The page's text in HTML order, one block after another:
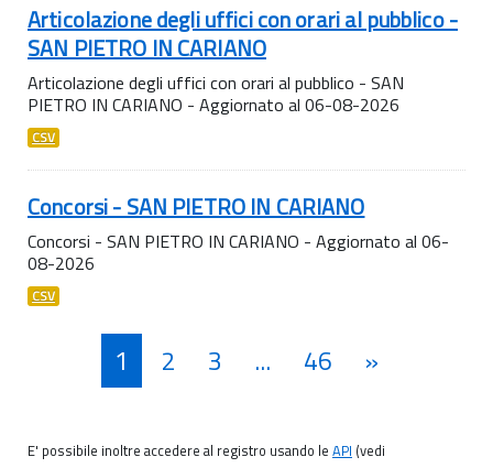
Articolazione degli uffici con orari al pubblico -
SAN PIETRO IN CARIANO
Articolazione degli uffici con orari al pubblico - SAN
PIETRO IN CARIANO - Aggiornato al 06-08-2026
CSV
Concorsi - SAN PIETRO IN CARIANO
Concorsi - SAN PIETRO IN CARIANO - Aggiornato al 06-
08-2026
CSV
1 2 3 ... 46 »
E' possibile inoltre accedere al registro usando le API (vedi